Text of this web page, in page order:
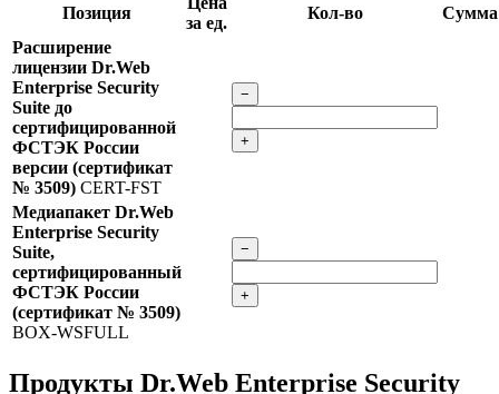
Позиция
за ед.
Кол-во
Сумма
Расширение
лицензии Dr.Web
Enterprise Security
Suite до
сертифицированной
ФСТЭК России
версии (сертификат
№ 3509) CERT-FST
−
+
Медиапакет Dr.Web
Enterprise Security
Suite,
сертифицированный
ФСТЭК России
(сертификат № 3509)
BOX-WSFULL
−
+
Продукты Dr.Web Enterprise Security